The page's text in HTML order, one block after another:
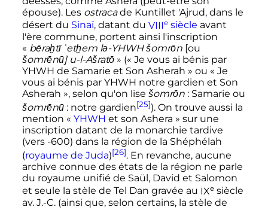
épouse). Les ostracade Kuntillet 'Ajrud, dans le
désert du Sinaï, datant du VIIIesiècle avant
l'ère commune, portent ainsi l'inscription
« bēraḫtī ʾetḫem lǝ-YHWH šomrōn[ou
šomrēnū] u-l-Ašratō » (« Je vous ai bénis par
YHWH de Samarie et Son Asherah » ou « Je
vous ai bénis par YHWH notre gardien et Son
Asherah », selon qu'on lise šomrōn : Samarie ou
šomrēnū : notre gardien[25]). On trouve aussi la
mention « YHWH et son Ashera » sur une
inscription datant de la monarchie tardive
(vers -600) dans la région de la Shéphélah
(royaume de Juda)[26]. En revanche, aucune
archive connue des états de la région ne parle
du royaume unifié de Saül, David et Salomon
et seule la stèle de Tel Dan gravée au IXe siècle
av. J.-C.(ainsi que, selon certains, la stèle de